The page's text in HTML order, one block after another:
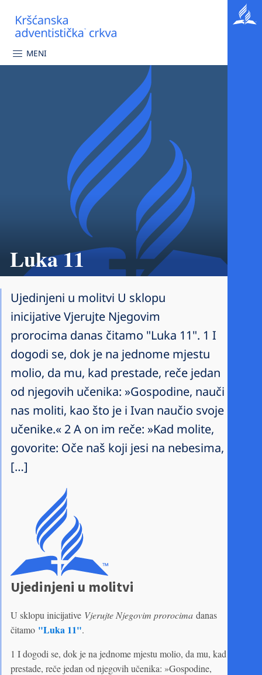
MENI
Luka 11
Ujedinjeni u molitvi U sklopu
inicijative Vjerujte Njegovim
prorocima danas čitamo "Luka 11". 1 I
dogodi se, dok je na jednome mjestu
molio, da mu, kad prestade, reče jedan
od njegovih učenika: »Gospodine, nauči
nas moliti, kao što je i Ivan naučio svoje
učenike.« 2 A on im reče: »Kad molite,
govorite: Oče naš koji jesi na nebesima,
[…]
Ujedinjeni u molitvi
U sklopu inicijative Vjerujte Njegovim prorocima danas
čitamo "Luka 11".
1 I dogodi se, dok je na jednome mjestu molio, da mu, kad
prestade, reče jedan od njegovih učenika: »Gospodine,